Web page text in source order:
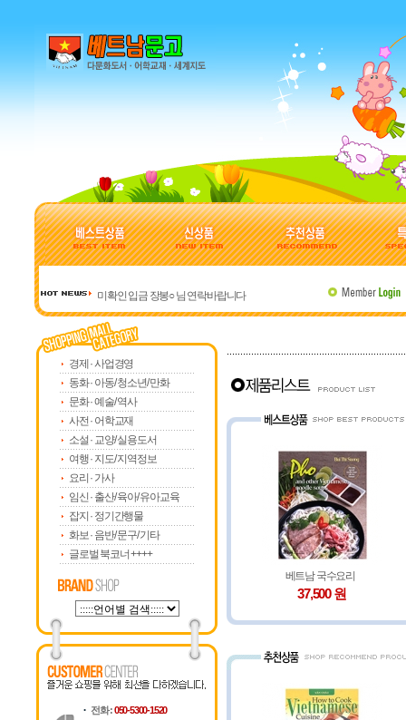
미확인 입금 장봉○ 님 연락바랍니다
베트남 관련 사이트 모음
주문 시 유의사항입니다
미확인 입금 강덕○ 님 연락바랍니다
미확인 입금 허정○ 님 연락바랍니다
경제 · 사업경영
동화 · 아동/ 청소년/ 만화
문화 · 예술/ 역사
사전 · 어학교재
소설 · 교양/ 실용도서
여행 · 지도/ 지역정보
요리 · 가사
임신 · 출산/ 육아/ 유아교육
잡지 · 정기간행물
화보 · 음반/ 문구/ 기타
글로벌 북코너 ++++
전화 :050-5300-1520
베트남 국수요리
37,500 원